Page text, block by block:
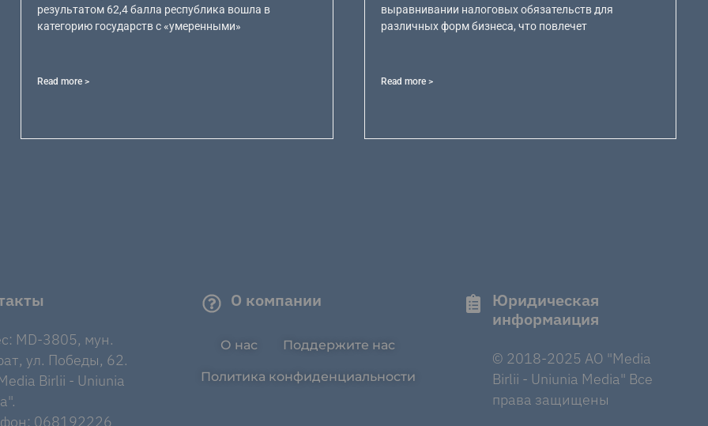
результатом 62,4 балла республика вошла в
категорию государств с «умеренными»
Read more >
выравнивании налоговых обязательств для
различных форм бизнеса, что повлечет
Read more >
MD-3805, мун.
ул. Победы, 62.
Birlii - Uniunia
068192226
О компании
О нас Поддержите нас
Политика конфиденциальности
Юридическая
информаиция
© 2018-2025 AO "Media
Birlii - Uniunia Media" Все
права защищены